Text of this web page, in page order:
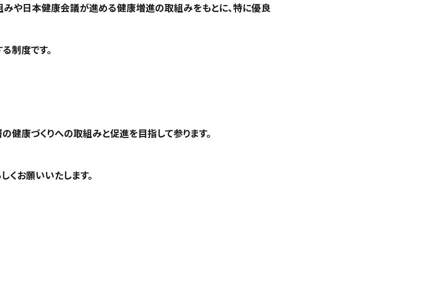
や日本健康会議が進める健康増進の取組みをもとに、特に優良
制度です。
健康づくりへの取組みと促進を目指して参ります。
お願いいたします。